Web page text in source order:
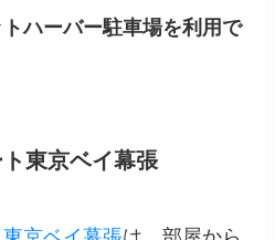
ハーバー駐車場を利用で
東京ベイ幕張